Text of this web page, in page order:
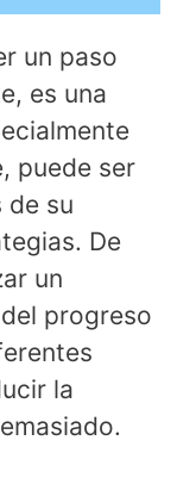
un paso
es una
puede ser
de su
De
un
progreso
la